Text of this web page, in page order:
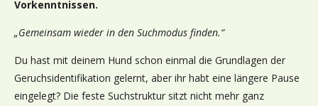
Vorkenntnissen.
„Gemeinsam wieder in den Suchmodus finden.“
Du hast mit deinem Hund schon einmal die Grundlagen der
Geruchsidentifikation gelernt, aber ihr habt eine längere Pause
eingelegt? Die feste Suchstruktur sitzt nicht mehr ganz